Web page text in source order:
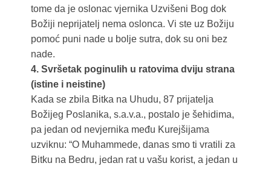
tome da je oslonac vjernika Uzvišeni Bog dok
Božiji neprijatelj nema oslonca. Vi ste uz Božiju
pomoć puni nade u bolje sutra, dok su oni bez
nade.
4. Svršetak poginulih u ratovima dviju strana
(istine i neistine)
Kada se zbila Bitka na Uhudu, 87 prijatelja
Božijeg Poslanika, s.a.v.a., postalo je šehidima,
pa jedan od nevjernika među Kurejšijama
uzviknu: “O Muhammede, danas smo ti vratili za
Bitku na Bedru, jedan rat u vašu korist, a jedan u